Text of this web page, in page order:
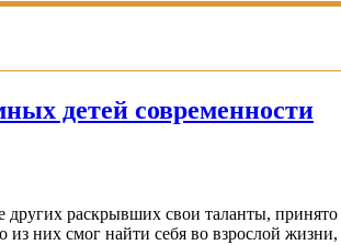
детей современности
раскрывших свои таланты,
них смог найти себя во взрослой